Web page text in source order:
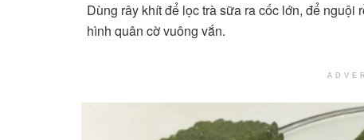
Dùng rây khít để lọc trà sữa ra cốc lớn, để
hình quân cờ vuông vắn.